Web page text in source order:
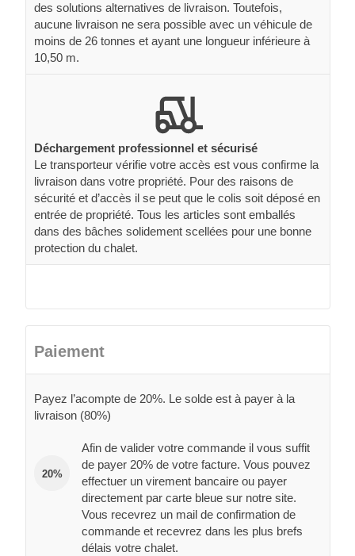
des solutions alternatives de livraison. Toutefois,
aucune livraison ne sera possible avec un véhicule de
moins de 26 tonnes et ayant une longueur inférieure à
10,50 m.
Déchargement professionnel et sécurisé
Le transporteur vérifie votre accès est vous confirme la
livraison dans votre propriété. Pour des raisons de
sécurité et d’accès il se peut que le colis soit déposé en
entrée de propriété. Tous les articles sont emballés
dans des bâches solidement scellées pour une bonne
protection du chalet.
Paiement
Payez l’acompte de 20%. Le solde est à payer à la
livraison (80%)
20%
Afin de valider votre commande il vous suffit
de payer 20% de votre facture. Vous pouvez
effectuer un virement bancaire ou payer
directement par carte bleue sur notre site.
Vous recevrez un mail de confirmation de
commande et recevrez dans les plus brefs
délais votre chalet.